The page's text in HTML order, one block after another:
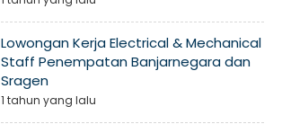
Lowongan Kerja Electrical & Mechanical
Staff Penempatan Banjarnegara dan
Sragen
1 tahun yang lalu